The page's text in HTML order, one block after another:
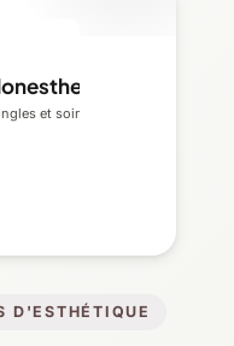
D'ESTHÉTIQUE
et soins du visage